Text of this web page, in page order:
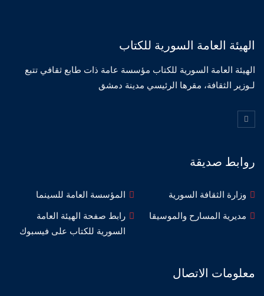
الهيئة العامة السورية للكتاب
الهيئة العامة السورية للكتاب مؤسسة عامة ذات طابع ثقافي تتبع
لـوزير الثقافة، مقرها الرئيسي مدينة دمشق
روابط صديقة
وزارة الثقافة السورية
المؤسسة العامة للسينما
مديرية المسارح والموسيقا
رابط صفحة الهيئة العامة
السورية للكتاب على فيسبوك
معلومات الاتصال